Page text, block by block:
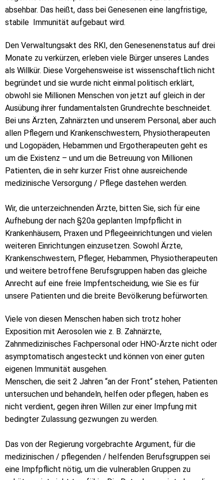
absehbar. Das heißt, dass bei Genesenen eine langfristige,
stabile Immunität aufgebaut wird.
Den Verwaltungsakt des RKI, den Genesenenstatus auf drei
Monate zu verkürzen, erleben viele Bürger unseres Landes
als Willkür. Diese Vorgehensweise ist wissenschaftlich nicht
begründet und sie wurde nicht einmal politisch erklärt,
obwohl sie Millionen Menschen von jetzt auf gleich in der
Ausübung ihrer fundamentalsten Grundrechte beschneidet.
Bei uns Ärzten, Zahnärzten und unserem Personal, aber auch
allen Pflegern und Krankenschwestern, Physiotherapeuten
und Logopäden, Hebammen und Ergotherapeuten geht es
um die Existenz – und um die Betreuung von Millionen
Patienten, die in sehr kurzer Frist ohne ausreichende
medizinische Versorgung / Pflege dastehen werden.
Wir, die unterzeichnenden Ärzte, bitten Sie, sich für eine
Aufhebung der nach §20a geplanten Impfpflicht in
Krankenhäusern, Praxen und Pflegeeinrichtungen und vielen
weiteren Einrichtungen einzusetzen. Sowohl Ärzte,
Krankenschwestern, Pfleger, Hebammen, Physiotherapeuten
und weitere betroffene Berufsgruppen haben das gleiche
Anrecht auf eine freie Impfentscheidung, wie Sie es für
unsere Patienten und die breite Bevölkerung befürworten.
Viele von diesen Menschen haben sich trotz hoher
Exposition mit Aerosolen wie z. B. Zahnärzte,
Zahnmedizinisches Fachpersonal oder HNO-Ärzte nicht oder
asymptomatisch angesteckt und können von einer guten
eigenen Immunität ausgehen.
Menschen, die seit 2 Jahren “an der Front“ stehen, Patienten
untersuchen und behandeln, helfen oder pflegen, haben es
nicht verdient, gegen ihren Willen zur einer Impfung mit
bedingter Zulassung gezwungen zu werden.
Das von der Regierung vorgebrachte Argument, für die
medizinischen / pflegenden / helfenden Berufsgruppen sei
eine Impfpflicht nötig, um die vulnerablen Gruppen zu